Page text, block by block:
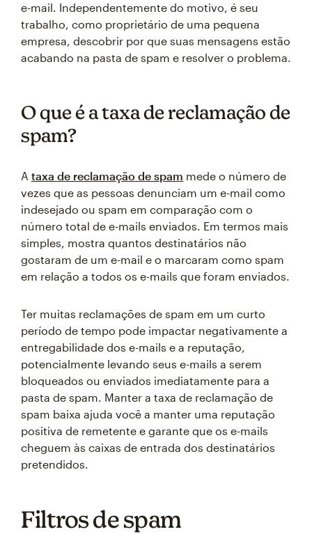
e-mail. Independentemente do motivo, é seu
trabalho, como proprietário de uma pequena
empresa, descobrir por que suas mensagens estão
acabando na pasta de spam e resolver o problema.
O que é a taxa de reclamação de
spam?
A taxa de reclamação de spam mede o número de
vezes que as pessoas denunciam um e-mail como
indesejado ou spam em comparação com o
número total de e-mails enviados. Em termos mais
simples, mostra quantos destinatários não
gostaram de um e-mail e o marcaram como spam
em relação a todos os e-mails que foram enviados.
Ter muitas reclamações de spam em um curto
período de tempo pode impactar negativamente a
entregabilidade dos e-mails e a reputação,
potencialmente levando seus e-mails a serem
bloqueados ou enviados imediatamente para a
pasta de spam. Manter a taxa de reclamação de
spam baixa ajuda você a manter uma reputação
positiva de remetente e garante que os e-mails
cheguem às caixas de entrada dos destinatários
pretendidos.
Filtros de spam